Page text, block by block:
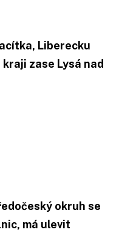
Liberecku
zase Lysá nad
okruh se
má ulevit